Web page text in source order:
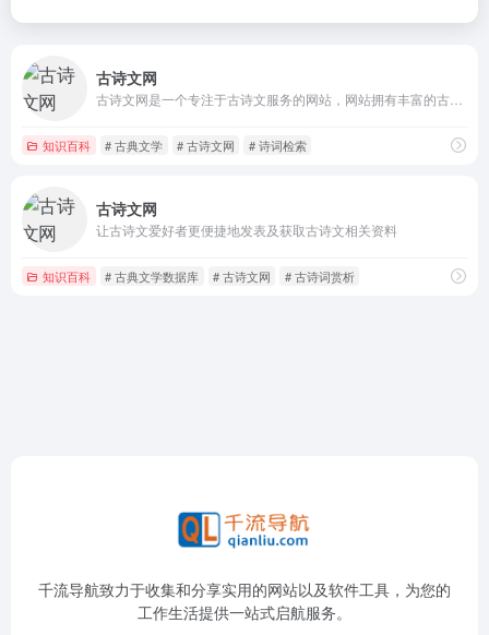
古诗文网
知识百科 # 古典文学 # 古诗文网 # 诗词检索
古诗文网
让古诗文爱好者更便捷地发表及获取古诗文相关资料
知识百科 # 古典文学数据库 # 古诗文网 # 古诗词赏析
千流导航致力于收集和分享实用的网站以及软件工具，为您的
工作生活提供一站式启航服务。